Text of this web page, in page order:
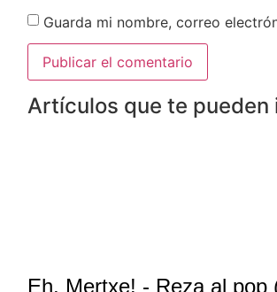
Guarda mi nombre, correo
Artículos que te pueden
Eh, Mertxe! - Reza al pop